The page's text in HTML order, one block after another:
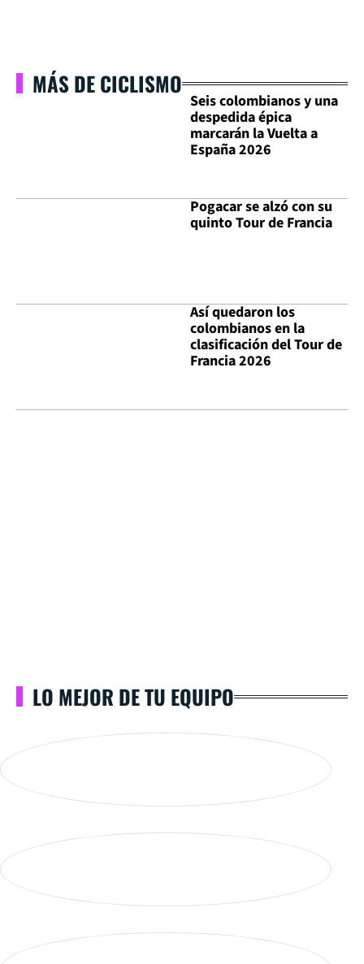
MÁS DE CICLISMO
Seis colombianos y una
despedida épica
marcarán la Vuelta a
España 2026
Pogacar se alzó con su
quinto Tour de Francia
Así quedaron los
colombianos en la
clasificación del Tour de
Francia 2026
LO MEJOR DE TU EQUIPO